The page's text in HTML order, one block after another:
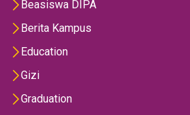
Beasiswa DIPA
Berita Kampus
Education
Gizi
Graduation